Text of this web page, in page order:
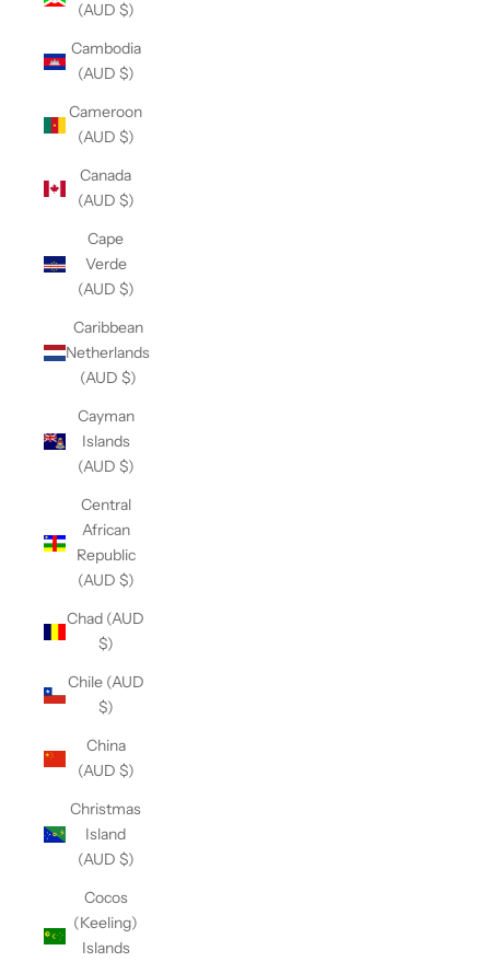
(AUD $)
Cambodia
(AUD $)
Cameroon
(AUD $)
Canada
(AUD $)
Cape
Verde
(AUD $)
Caribbean
Netherlands
(AUD $)
Cayman
Islands
(AUD $)
Central
African
Republic
(AUD $)
Chad (AUD
$)
Chile (AUD
$)
China
(AUD $)
Christmas
Island
(AUD $)
Cocos
(Keeling)
Islands